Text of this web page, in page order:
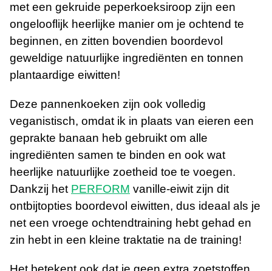
met een gekruide peperkoeksiroop zijn een
ongelooflijk heerlijke manier om je ochtend te
beginnen, en zitten bovendien boordevol
geweldige natuurlijke ingrediënten en tonnen
plantaardige eiwitten!
Deze pannenkoeken zijn ook volledig
veganistisch, omdat ik in plaats van eieren een
geprakte banaan heb gebruikt om alle
ingrediënten samen te binden en ook wat
heerlijke natuurlijke zoetheid toe te voegen.
Dankzij het PERFORM vanille-eiwit zijn dit
ontbijtopties boordevol eiwitten, dus ideaal als je
net een vroege ochtendtraining hebt gehad en
zin hebt in een kleine traktatie na de training!